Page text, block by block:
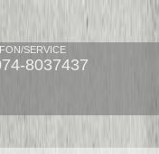
SERVICE
8037437
von zwei Wochen